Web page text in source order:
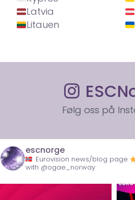
Latvia
Litauen
Følg oss på
escnorge
Eurovision news/blog page
with @ogae_norway